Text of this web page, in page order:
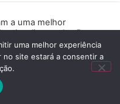
a uma melhor
Ao clicar no botão
o nosso site, você
no nosso site.
uma melhor experiência
no site estará a consentir a